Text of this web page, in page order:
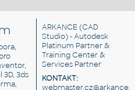
3D, 3ds
ARKANCE (CAD
Studio) - Autodesk
Platinum Partner &
Training Center &
Services Partner
KONTAKT: